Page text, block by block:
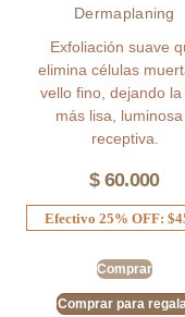
Dermaplaning
Exfoliación suave
elimina células
vello fino, dejando la
más lisa,
receptiva.
$60.000
Efectivo 25% OFF:
Comprar
Comprar para